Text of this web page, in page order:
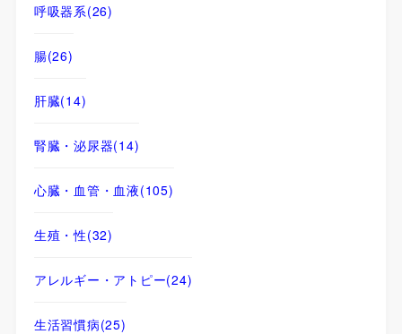
呼吸器系(26)
腸(26)
肝臓(14)
腎臓・泌尿器(14)
心臓・血管・血液(105)
生殖・性(32)
アレルギー・アトピー(24)
生活習慣病(25)